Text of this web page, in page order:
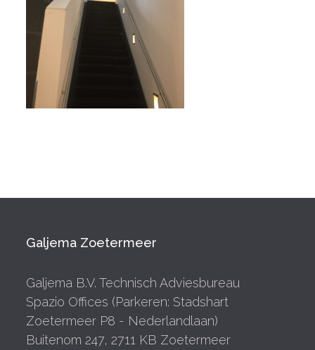
Galjema Zoetermeer
Galjema B.V. Technisch Adviesbureau
Spazio Offices (Parkeren: Stadshart
Zoetermeer P8 - Nederlandlaan)
Buitenom 247, 2711 KB Zoetermeer